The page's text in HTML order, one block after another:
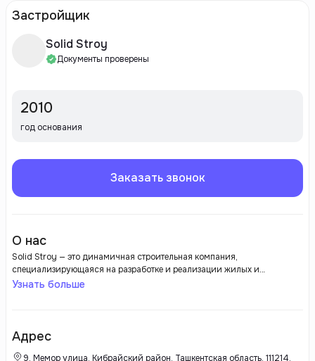
Застройщик
Solid Stroy
Документы проверены
2010
год основания
Заказать звонок
О нас
Solid Stroy — это динамичная строительная компания,
специализирующаяся на разработке и реализации жилых и
коммерческих проектов. Компания зарекомендовала себя как
Узнать больше
Адрес
9, Мемор улица, Кибрайский район, Ташкентская область, 111214,